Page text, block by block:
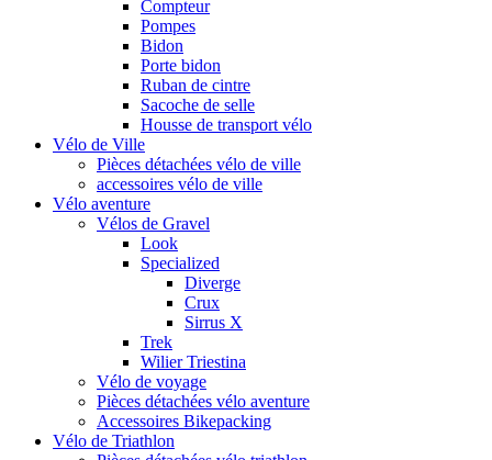
Compteur
Pompes
Bidon
Porte bidon
Ruban de cintre
Sacoche de selle
Housse de transport vélo
Vélo de Ville
Pièces détachées vélo de ville
accessoires vélo de ville
Vélo aventure
Vélos de Gravel
Look
Specialized
Diverge
Crux
Sirrus X
Trek
Wilier Triestina
Vélo de voyage
Pièces détachées vélo aventure
Accessoires Bikepacking
Vélo de Triathlon